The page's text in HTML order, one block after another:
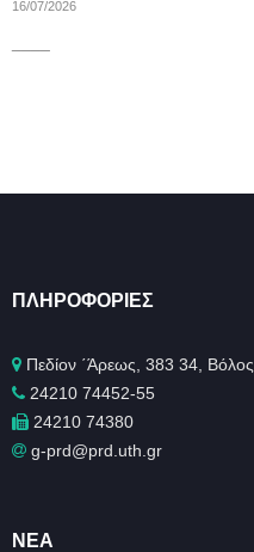
16/07/2026
ΠΛΗΡΟΦΟΡΊΕΣ
Πεδίον ΄Άρεως, 383 34, Βόλος
24210 74452-55
24210 74380
g-prd@prd.uth.gr
ΝΈΑ